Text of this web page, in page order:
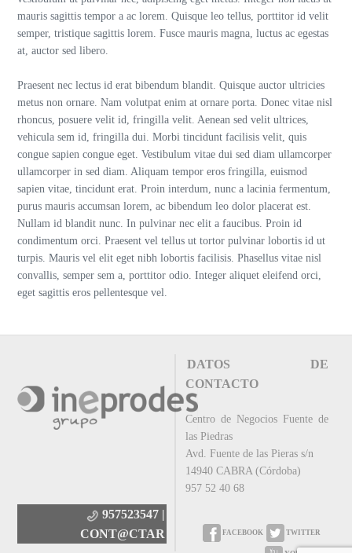
mauris sagittis tempor a ac lorem. Quisque leo tellus, porttitor id velit
semper, tristique sagittis lorem. Fusce mauris magna, luctus ac egestas
at, auctor sed libero.
Praesent nec lectus id erat bibendum blandit. Quisque auctor ultricies
metus non ornare. Nam volutpat enim at ornare porta. Donec vitae nisl
rhoncus, posuere velit id, fringilla velit. Aenean sed velit ultrices,
vehicula sem id, fringilla dui. Morbi tincidunt facilisis velit, quis
congue sapien congue eget. Vestibulum vitae dui sed diam ullamcorper
ullamcorper in sed diam. Aliquam tempor eros fringilla, euismod
sapien vitae, tincidunt erat. Proin interdum, nunc a lacinia fermentum,
purus mauris accumsan lorem, ac bibendum leo dolor placerat est.
Nullam id blandit nunc. In pulvinar nec elit a faucibus. Proin id
condimentum orci. Praesent vel tellus ut tortor pulvinar lobortis id ut
turpis. Mauris vel elit eget nibh lobortis facilisis. Phasellus vitae nisl
convallis, semper sem a, porttitor odio. Integer aliquet eleifend orci,
eget sagittis eros pellentesque vel.
957523547 |
CONT@CTAR
DATOS DE
CONTACTO
Centro de Negocios Fuente de
las Piedras
Avd. Fuente de las Pieras s/n
14940 CABRA (Córdoba)
957 52 40 68
FACEBOOK TWITTER